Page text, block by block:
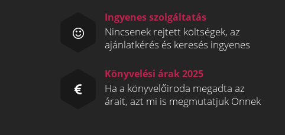
Ingyenes szolgáltatás
Nincsenek rejtett költségek, az
ajánlatkérés és keresés ingyenes
Könyvelési árak 2025
Ha a könyvelőiroda megadta az
árait, azt mi is megmutatjuk Önnek